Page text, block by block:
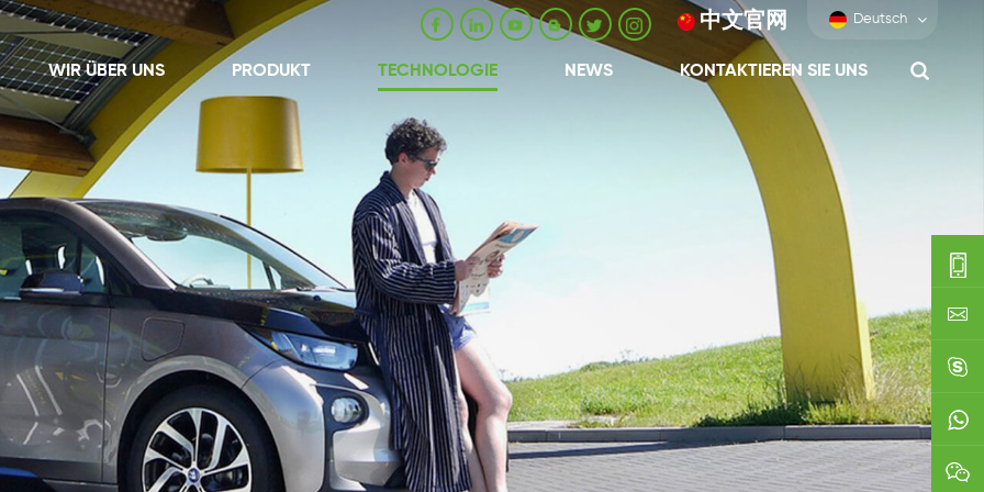
中文官网 Deutsch
WIR ÜBER UNS PRODUKT TECHNOLOGIE NEWS KONTAKTIEREN SIE UNS
0086-
0592-